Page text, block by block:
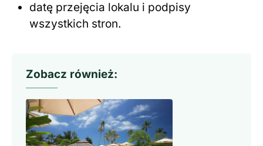
datę przejęcia lokalu i podpisy
wszystkich stron.
Zobacz również: